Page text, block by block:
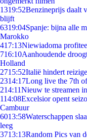
1319:52Benzineprijs daalt
blijft
6319:04Spanje: bijna alle
Marokko
417:13Niewiadoma
716:10Aanhoudende
Holland
2715:52Italië hindert
2314:17Long live the 7th
214:11Nieuw te streamen
114:08Excelsior opent
Cambuur
6013:58Waterschappen
leeg
3713:13Random Pics van